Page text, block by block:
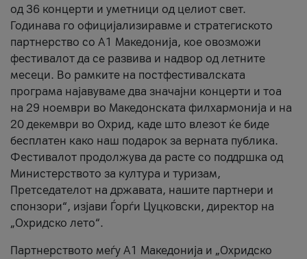
од 36 концерти и уметници од целиот свет.
Годинава го официјализиравме и стратегиското
партнерство со А1 Македонија, кое овозможи
фестивалот да се развива и надвор од летните
месеци. Во рамките на постфестивалската
програма најавуваме два значајни концерти и тоа
на 29 ноември во Македонската филхармонија и на
20 декември во Охрид, каде што влезот ќе биде
бесплатен како наш подарок за верната публика.
Фестивалот продолжува да расте со поддршка од
Министерството за култура и туризам,
Претседателот на државата, нашите партнери и
спонзори“, изјави Ѓорѓи Цуцковски, директор на
„Охридско лето“.
Партнерството меѓу A1 Македонија и „Охридско